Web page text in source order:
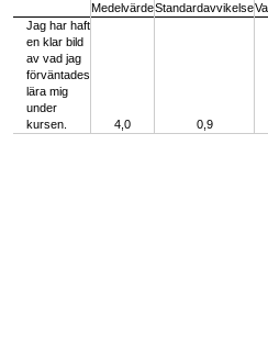
MedelvärdeStandardavvikelse
Jag har haft
en klar bild
av vad jag
förväntades
lära mig
under
kursen.
4,0 0,9